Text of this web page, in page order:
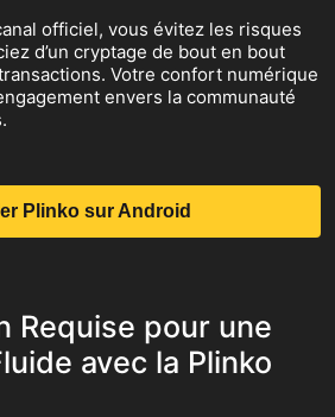
officiel, vous évitez les risques
d’un cryptage de bout en bout
Votre confort numérique
envers la communauté
Plinko sur Android
Requise pour une
avec la Plinko